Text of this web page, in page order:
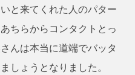
と来てくれた人のパター
ちらからコンタクトとっ
んは本当に道端でバッタ
しょうとなりました。